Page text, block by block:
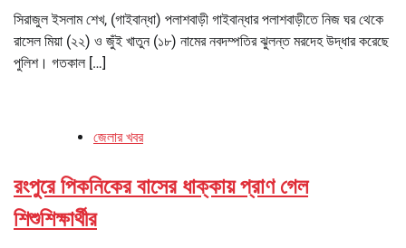
সিরাজুল ইসলাম শেখ, (গাইবান্ধা) পলাশবাড়ী গাইবান্ধার পলাশবাড়ীতে নিজ ঘর থেকে
রাসেল মিয়া (২২) ও জুঁই খাতুন (১৮) নামের নবদম্পতির ঝুলন্ত মরদেহ উদ্ধার করেছে
পুলিশ। গতকাল […]
জেলার খবর
রংপুরে পিকনিকের বাসের ধাক্কায় প্রাণ গেল
শিশুশিক্ষার্থীর